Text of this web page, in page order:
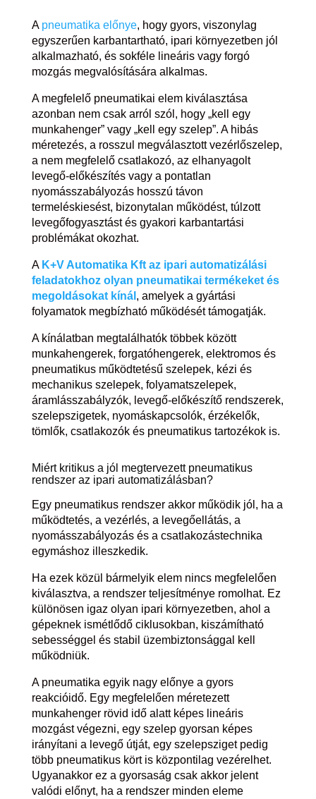
A pneumatika előnye, hogy gyors, viszonylag
egyszerűen karbantartható, ipari környezetben jól
alkalmazható, és sokféle lineáris vagy forgó
mozgás megvalósítására alkalmas.
A megfelelő pneumatikai elem kiválasztása
azonban nem csak arról szól, hogy „kell egy
munkahenger” vagy „kell egy szelep”. A hibás
méretezés, a rosszul megválasztott vezérlőszelep,
a nem megfelelő csatlakozó, az elhanyagolt
levegő-előkészítés vagy a pontatlan
nyomásszabályozás hosszú távon
termeléskiesést, bizonytalan működést, túlzott
levegőfogyasztást és gyakori karbantartási
problémákat okozhat.
A K+V Automatika Kft az ipari automatizálási
feladatokhoz olyan pneumatikai termékeket és
megoldásokat kínál , amelyek a gyártási
folyamatok megbízható működését támogatják.
A kínálatban megtalálhatók többek között
munkahengerek, forgatóhengerek, elektromos és
pneumatikus működtetésű szelepek, kézi és
mechanikus szelepek, folyamatszelepek,
áramlásszabályzók, levegő-előkészítő rendszerek,
szelepszigetek, nyomáskapcsolók, érzékelők,
tömlők, csatlakozók és pneumatikus tartozékok is.
Miért kritikus a jól megtervezett pneumatikus
rendszer az ipari automatizálásban?
Egy pneumatikus rendszer akkor működik jól, ha a
működtetés, a vezérlés, a levegőellátás, a
nyomásszabályozás és a csatlakozástechnika
egymáshoz illeszkedik.
Ha ezek közül bármelyik elem nincs megfelelően
kiválasztva, a rendszer teljesítménye romolhat. Ez
különösen igaz olyan ipari környezetben, ahol a
gépeknek ismétlődő ciklusokban, kiszámítható
sebességgel és stabil üzembiztonsággal kell
működniük.
A pneumatika egyik nagy előnye a gyors
reakcióidő. Egy megfelelően méretezett
munkahenger rövid idő alatt képes lineáris
mozgást végezni, egy szelep gyorsan képes
irányítani a levegő útját, egy szelepsziget pedig
több pneumatikus kört is központilag vezérelhet.
Ugyanakkor ez a gyorsaság csak akkor jelent
valódi előnyt, ha a rendszer minden eleme